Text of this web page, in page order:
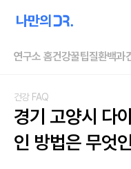
연구소 홈건강꿀팁질환백과
건강 FAQ
경기 고양시 다
인 방법은 무엇